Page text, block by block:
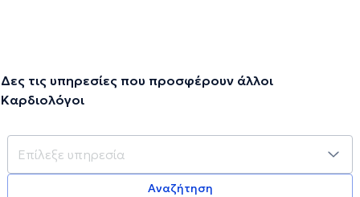
Δες τις υπηρεσίες που προσφέρουν άλλοι
Καρδιολόγοι
Αναζήτηση